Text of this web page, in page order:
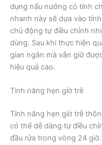
dụng nấu nướng có tính
nhanh này sẽ dựa vào
chủ động tự điều chỉnh
dùng. Sau khi thực hiện
gian ngắn mà vẫn giữ
hiệu quả cao.
Tính năng hẹn giờ trễ
Tính năng hẹn giờ trễ
có thể dễ dàng tự điều
đầu rửa trong vòng 24